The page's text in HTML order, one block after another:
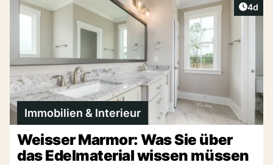
4d
Immobilien & Interieur
Weisser Marmor: Was Sie über
das Edelmaterial wissen müssen